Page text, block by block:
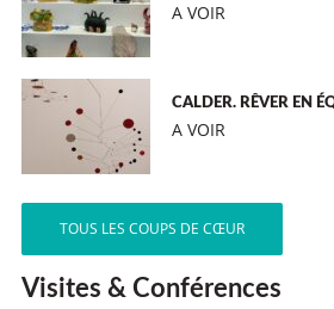
A VOIR
CALDER. RÊVER EN
A VOIR
TOUS LES COUPS DE CŒUR
Visites & Conférences